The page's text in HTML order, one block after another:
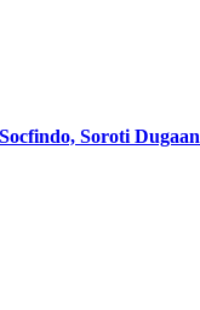
Soroti